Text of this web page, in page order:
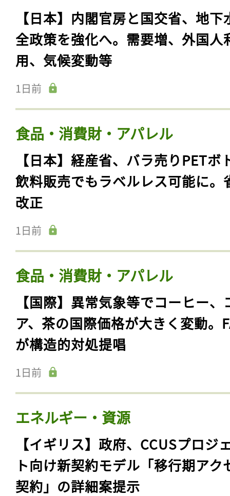
【日本】内閣官房と国交省、地下
全政策を強化へ。需要増、外国人
用、気候変動等
1日前
食品・消費財・アパレル
【日本】経産省、バラ売りPETボ
飲料販売でもラベルレス可能に。
改正
1日前
食品・消費財・アパレル
【国際】異常気象等でコーヒー、
ア、茶の国際価格が大きく変動。
が構造的対処提唱
1日前
エネルギー・資源
【イギリス】政府、CCUSプロジ
ト向け新契約モデル「移行期アク
契約」の詳細案提示